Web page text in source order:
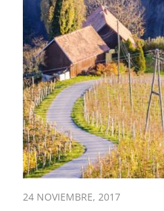
24 NOVIEMBRE, 2017